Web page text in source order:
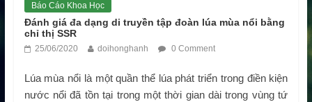
Báo Cáo Khoa Học
Đánh giá đa dạng di truyền tập đoàn lúa mùa nổi bằng
chỉ thị SSR
25/06/2020 doihonghanh 0 Comment
Lúa mùa nổi là một quần thể lúa phát triển trong điền kiện
nước nổi đã tồn tại trong một thời gian dài trong vùng tứ